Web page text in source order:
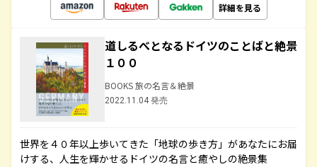
詳細を見る
道しるべとなるドイツのことばと絶景
１００
BOOKS 旅の名言＆絶景
2022.11.04 発売
世界を４０年以上歩いてきた「地球の歩き方」があなたにお届
けする、人生を輝かせるドイツの名言と癒やしの絶景集